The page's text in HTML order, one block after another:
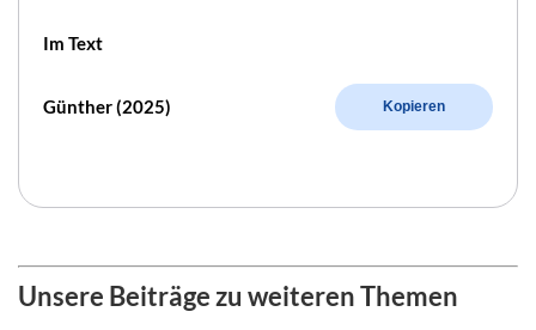
Im Text
Günther (2025) Kopieren
Unsere Beiträge zu weiteren Themen